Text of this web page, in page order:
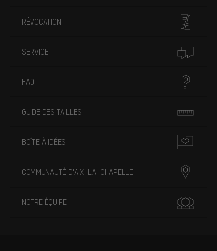
RÉVOCATION
SERVICE
FAQ
GUIDE DES TAILLES
BOÎTE À IDÉES
COMMUNAUTÉ D'AIX-LA-CHAPELLE
NOTRE ÉQUIPE